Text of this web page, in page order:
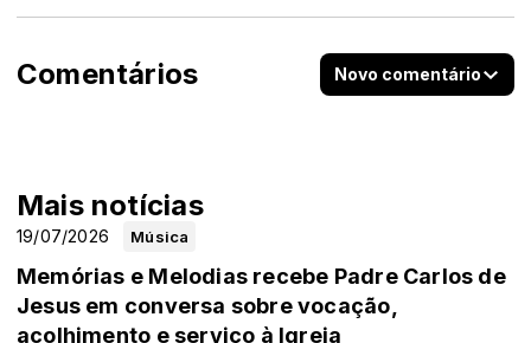
Comentários Novo comentário
Mais notícias
Música
19/07/2026
Memórias e Melodias recebe Padre Carlos de
Jesus em conversa sobre vocação,
acolhimento e serviço à Igreja